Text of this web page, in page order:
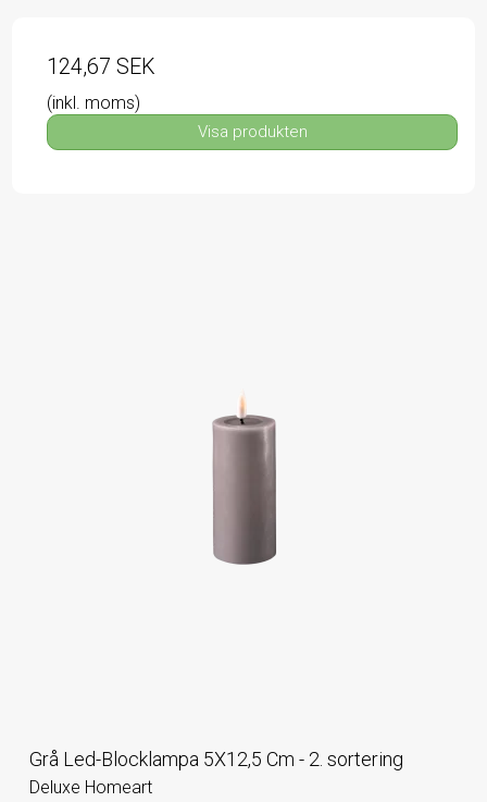
124,67 SEK
(inkl. moms)
Visa produkten
Grå Led-Blocklampa 5X12,5 Cm - 2. sortering
Deluxe Homeart